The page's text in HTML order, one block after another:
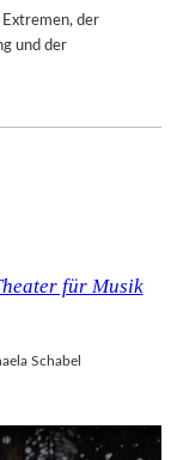
der
und der
für Musik
Schabel